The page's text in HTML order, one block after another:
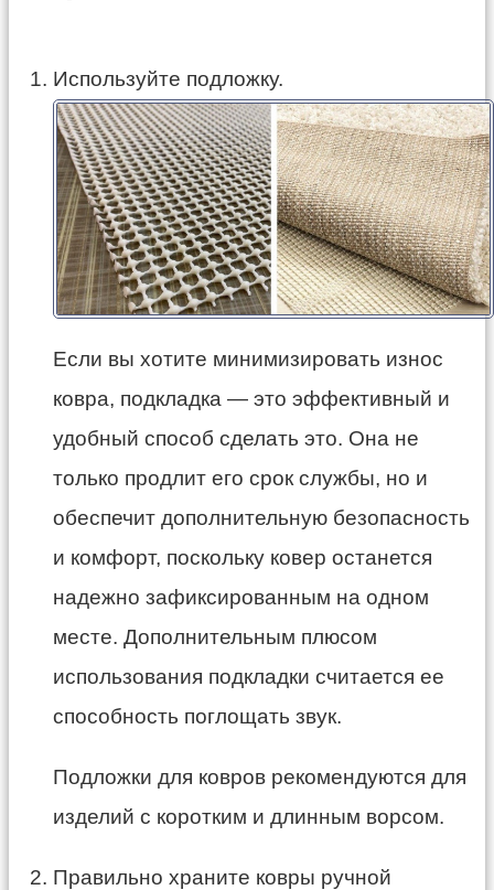
Используйте подложку.
Если вы хотите минимизировать износ
ковра, подкладка — это эффективный и
удобный способ сделать это. Она не
только продлит его срок службы, но и
обеспечит дополнительную безопасность
и комфорт, поскольку ковер останется
надежно зафиксированным на одном
месте. Дополнительным плюсом
использования подкладки считается ее
способность поглощать звук.
Подложки для ковров рекомендуются для
изделий с коротким и длинным ворсом.
Правильно храните ковры ручной